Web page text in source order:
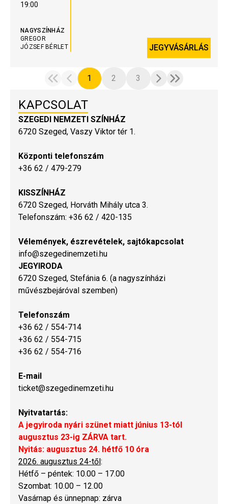
19:00
NAGYSZÍNHÁZ
GREGOR
JÓZSEF BÉRLET
JEGYVÁSÁRLÁS
1 2 3
KAPCSOLAT
SZEGEDI NEMZETI SZÍNHÁZ
6720 Szeged, Vaszy Viktor tér 1.
Központi telefonszám
+36 62 / 479-279
KISSZÍNHÁZ
6720 Szeged, Horváth Mihály utca 3.
Telefonszám: +36 62 / 420-135
Vélemények, észrevételek, sajtókapcsolat
info@szegedinemzeti.hu
JEGYIRODA
6720 Szeged, Stefánia 6. (a nagyszínházi
művészbejáróval szemben)
Telefonszám
+36 62 / 554-714
+36 62 / 554-715
+36 62 / 554-716
E-mail
ticket@szegedinemzeti.hu
Nyitvatartás:
A jegyiroda nyári szünet miatt június 13-tól
augusztus 23-ig ZÁRVA tart.
Nyitás: augusztus 24. hétfő 10 óra
2026. augusztus 24-től :
Hétfő – péntek: 10.00 – 17.00
Szombat: 10.00 – 12.00
Vasárnap és ünnepnap: zárva